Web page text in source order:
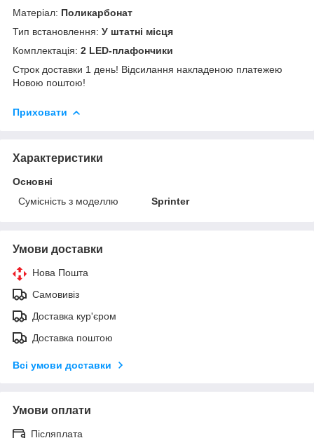
Матеріал: Поликарбонат
Тип встановлення: У штатні місця
Комплектація: 2 LED-плафончики
Строк доставки 1 день! Відсилання накладеною платежею
Новою поштою!
Приховати
Характеристики
Основні
Сумісність з моделлю
Sprinter
Умови доставки
Нова Пошта
Самовивіз
Доставка кур'єром
Доставка поштою
Всі умови доставки
Умови оплати
Післяплата